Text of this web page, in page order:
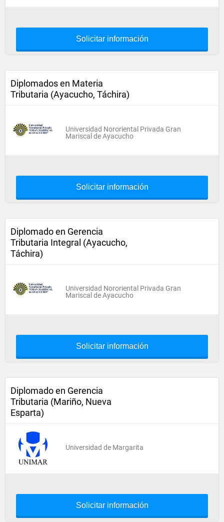
Solicitar información
Diplomados en Materia
Tributaria (Ayacucho, Táchira)
Universidad Nororiental Privada Gran
Mariscal de Ayacucho
Solicitar información
Diplomado en Gerencia
Tributaria Integral (Ayacucho,
Táchira)
Universidad Nororiental Privada Gran
Mariscal de Ayacucho
Solicitar información
Diplomado en Gerencia
Tributaria (Mariño, Nueva
Esparta)
Universidad de Margarita
Solicitar información